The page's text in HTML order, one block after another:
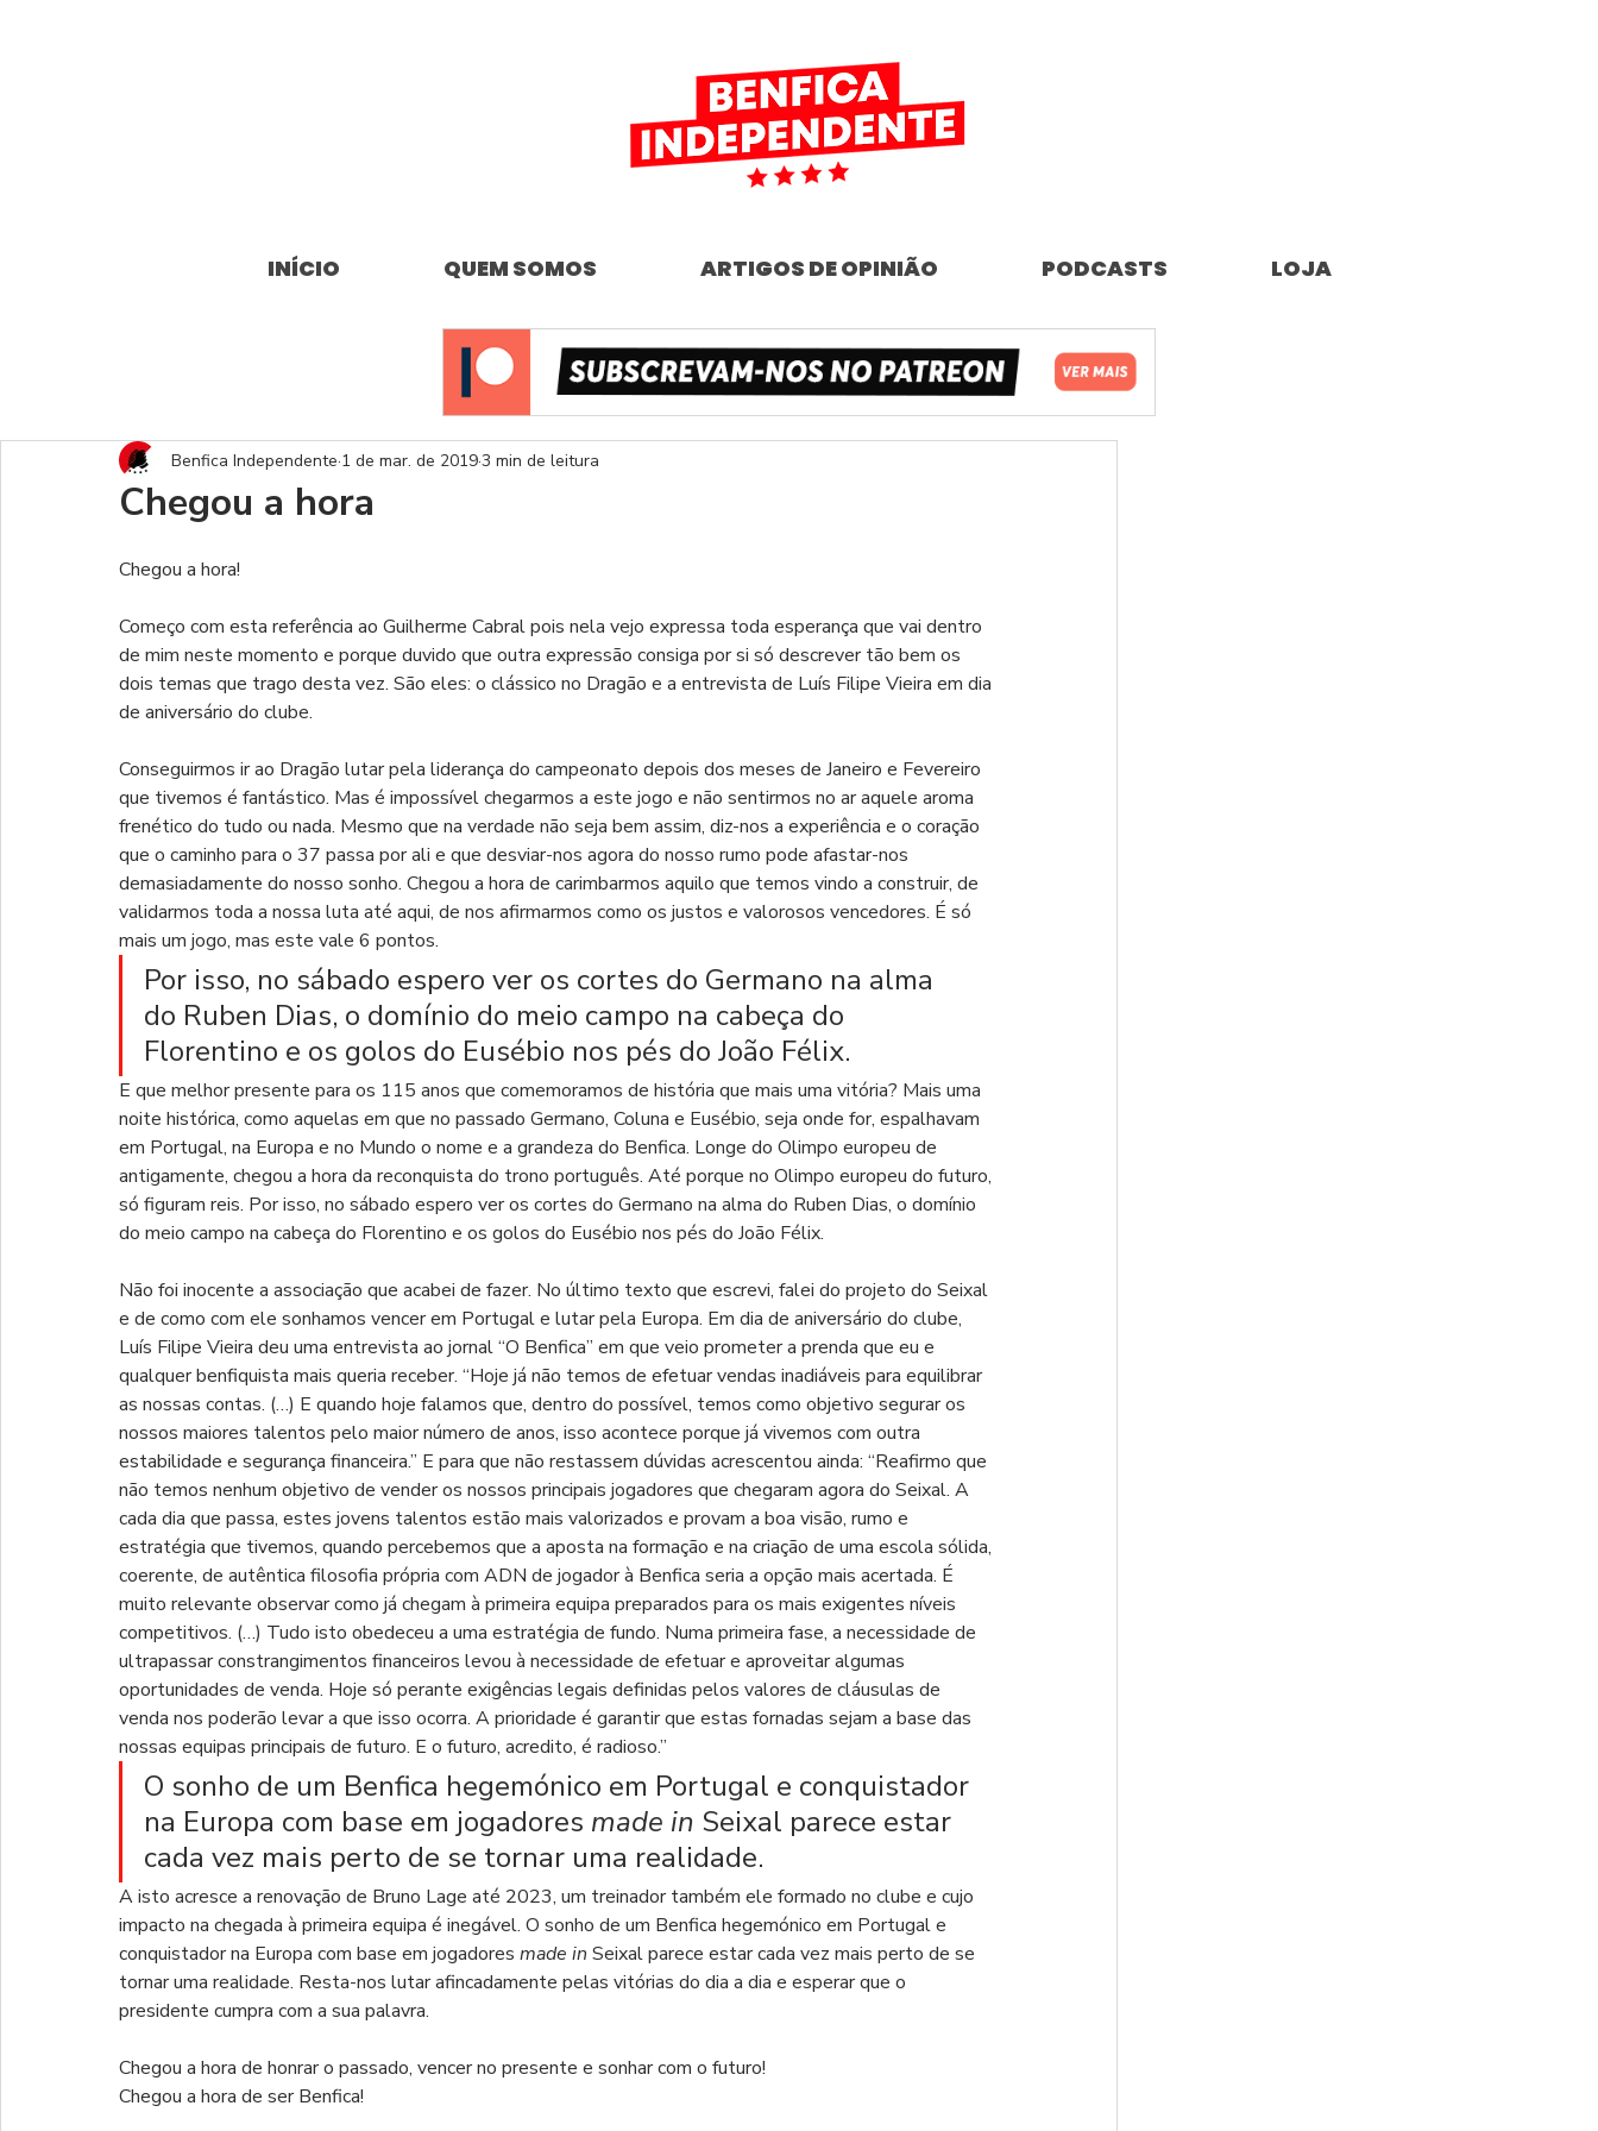
INÍCIO QUEM SOMOS ARTIGOS DE OPINIÃO PODCASTS LOJA
Chegou a hora
Benfica Independente 1 de mar. de 20193 min de leitura
Chegou a hora!
Começo com esta referência ao Guilherme Cabral pois nela vejo expressa toda esperança que vai dentro
de mim neste momento e porque duvido que outra expressão consiga por si só descrever tão bem os
dois temas que trago desta vez. São eles: o clássico no Dragão e a entrevista de Luís Filipe Vieira em dia
de aniversário do clube.
Conseguirmos ir ao Dragão lutar pela liderança do campeonato depois dos meses de Janeiro e Fevereiro
que tivemos é fantástico. Mas é impossível chegarmos a este jogo e não sentirmos no ar aquele aroma
frenético do tudo ou nada. Mesmo que na verdade não seja bem assim, diz-nos a experiência e o coração
que o caminho para o 37 passa por ali e que desviar-nos agora do nosso rumo pode afastar-nos
demasiadamente do nosso sonho. Chegou a hora de carimbarmos aquilo que temos vindo a construir, de
validarmos toda a nossa luta até aqui, de nos afirmarmos como os justos e valorosos vencedores. É só
mais um jogo, mas este vale 6 pontos.
Por isso, no sábado espero ver os cortes do Germano na alma
do Ruben Dias, o domínio do meio campo na cabeça do
Florentino e os golos do Eusébio nos pés do João Félix.
E que melhor presente para os 115 anos que comemoramos de história que mais uma vitória? Mais uma
noite histórica, como aquelas em que no passado Germano, Coluna e Eusébio, seja onde for, espalhavam
em Portugal, na Europa e no Mundo o nome e a grandeza do Benfica. Longe do Olimpo europeu de
antigamente, chegou a hora da reconquista do trono português. Até porque no Olimpo europeu do futuro,
só figuram reis. Por isso, no sábado espero ver os cortes do Germano na alma do Ruben Dias, o domínio
do meio campo na cabeça do Florentino e os golos do Eusébio nos pés do João Félix.
Não foi inocente a associação que acabei de fazer. No último texto que escrevi, falei do projeto do Seixal
e de como com ele sonhamos vencer em Portugal e lutar pela Europa. Em dia de aniversário do clube,
Luís Filipe Vieira deu uma entrevista ao jornal “O Benfica” em que veio prometer a prenda que eu e
qualquer benfiquista mais queria receber. “Hoje já não temos de efetuar vendas inadiáveis para equilibrar
as nossas contas. (…) E quando hoje falamos que, dentro do possível, temos como objetivo segurar os
nossos maiores talentos pelo maior número de anos, isso acontece porque já vivemos com outra
estabilidade e segurança financeira.” E para que não restassem dúvidas acrescentou ainda: “Reafirmo que
não temos nenhum objetivo de vender os nossos principais jogadores que chegaram agora do Seixal. A
cada dia que passa, estes jovens talentos estão mais valorizados e provam a boa visão, rumo e
estratégia que tivemos, quando percebemos que a aposta na formação e na criação de uma escola sólida,
coerente, de autêntica filosofia própria com ADN de jogador à Benfica seria a opção mais acertada. É
muito relevante observar como já chegam à primeira equipa preparados para os mais exigentes níveis
competitivos. (…) Tudo isto obedeceu a uma estratégia de fundo. Numa primeira fase, a necessidade de
ultrapassar constrangimentos financeiros levou à necessidade de efetuar e aproveitar algumas
oportunidades de venda. Hoje só perante exigências legais definidas pelos valores de cláusulas de
venda nos poderão levar a que isso ocorra. A prioridade é garantir que estas fornadas sejam a base das
nossas equipas principais de futuro. E o futuro, acredito, é radioso.”
O sonho de um Benfica hegemónico em Portugal e conquistador
na Europa com base em jogadores made in Seixal parece estar
cada vez mais perto de se tornar uma realidade.
A isto acresce a renovação de Bruno Lage até 2023, um treinador também ele formado no clube e cujo
impacto na chegada à primeira equipa é inegável. O sonho de um Benfica hegemónico em Portugal e
conquistador na Europa com base em jogadores made in Seixal parece estar cada vez mais perto de se
tornar uma realidade. Resta-nos lutar afincadamente pelas vitórias do dia a dia e esperar que o
presidente cumpra com a sua palavra.
Chegou a hora de honrar o passado, vencer no presente e sonhar com o futuro!
Chegou a hora de ser Benfica!